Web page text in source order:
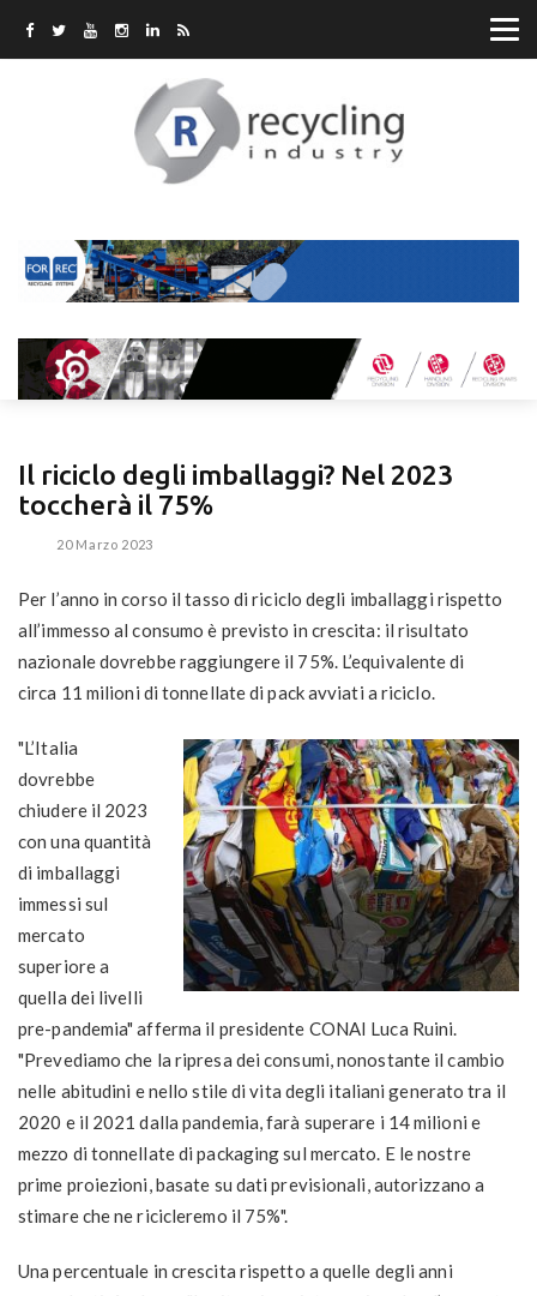
Il riciclo degli imballaggi? Nel 2023
toccherà il 75%
20 Marzo 2023
Per l’anno in corso il tasso di riciclo degli imballaggi rispetto
all’immesso al consumo è previsto in crescita: il risultato
nazionale dovrebbe raggiungere il 75%. L’equivalente di
circa 11 milioni di tonnellate di pack avviati a riciclo.
"L’Italia
dovrebbe
chiudere il 2023
con una quantità
di imballaggi
immessi sul
mercato
superiore a
quella dei livelli
pre-pandemia" afferma il presidente CONAI Luca Ruini.
"Prevediamo che la ripresa dei consumi, nonostante il cambio
nelle abitudini e nello stile di vita degli italiani generato tra il
2020 e il 2021 dalla pandemia, farà superare i 14 milioni e
mezzo di tonnellate di packaging sul mercato. E le nostre
prime proiezioni, basate su dati previsionali, autorizzano a
stimare che ne ricicleremo il 75%".
Una percentuale in crescita rispetto a quelle degli anni